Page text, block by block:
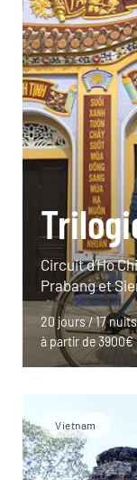
Circuit d’Ho
Prabang et
20 jours / 17 nuits
à partir de 3900€
Vietnam